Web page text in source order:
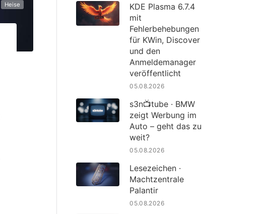
Heise
KDE Plasma 6.7.4
mit
Fehlerbehebungen
für KWin, Discover
und den
Anmeldemanager
veröffentlicht
05.08.2026
s3n📺tube · BMW
zeigt Werbung im
Auto – geht das zu
weit?
05.08.2026
Lesezeichen ·
Machtzentrale
Palantir
05.08.2026